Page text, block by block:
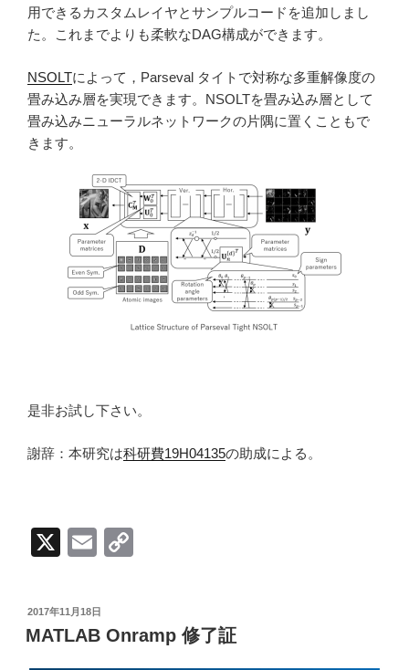
用できるカスタムレイヤとサンプルコードを追加しまし
た。これまでよりも柔軟なDAG構成ができます。
NSOLTによって，Parseval タイトで対称な多重解像度の
畳み込み層を実現できます。NSOLTを畳み込み層として
畳み込みニューラルネットワークの片隅に置くこともで
きます。
是非お試し下さい。
謝辞：本研究は科研費19H04135の助成による。
X
E
ail
y
投
稿
日:
2017年11月18日
MATLAB Onramp 修了証